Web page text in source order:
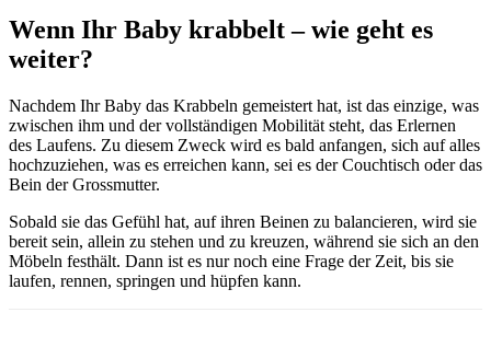
Wenn Ihr Baby krabbelt – wie geht es
weiter?
Nachdem Ihr Baby das Krabbeln gemeistert hat, ist das einzige, was
zwischen ihm und der vollständigen Mobilität steht, das Erlernen
des Laufens. Zu diesem Zweck wird es bald anfangen, sich auf alles
hochzuziehen, was es erreichen kann, sei es der Couchtisch oder das
Bein der Grossmutter.
Sobald sie das Gefühl hat, auf ihren Beinen zu balancieren, wird sie
bereit sein, allein zu stehen und zu kreuzen, während sie sich an den
Möbeln festhält. Dann ist es nur noch eine Frage der Zeit, bis sie
laufen, rennen, springen und hüpfen kann.